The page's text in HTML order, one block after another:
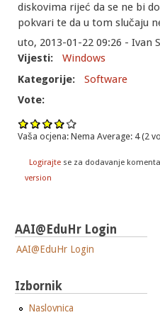
diskovima rijeć da se ne bi
pokvari te da u tom slučaju
uto, 2013-01-22 09:26 - Ivan
Vijesti:
Windows
Kategorije:
Software
Vote:
Vaša ocjena: Nema Average: 4 (2
Logirajtese za dodavanje
version
AAI@EduHr Login
AAI@EduHr Login
Izbornik
Naslovnica